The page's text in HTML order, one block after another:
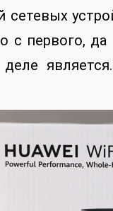
сетевых
с первого,